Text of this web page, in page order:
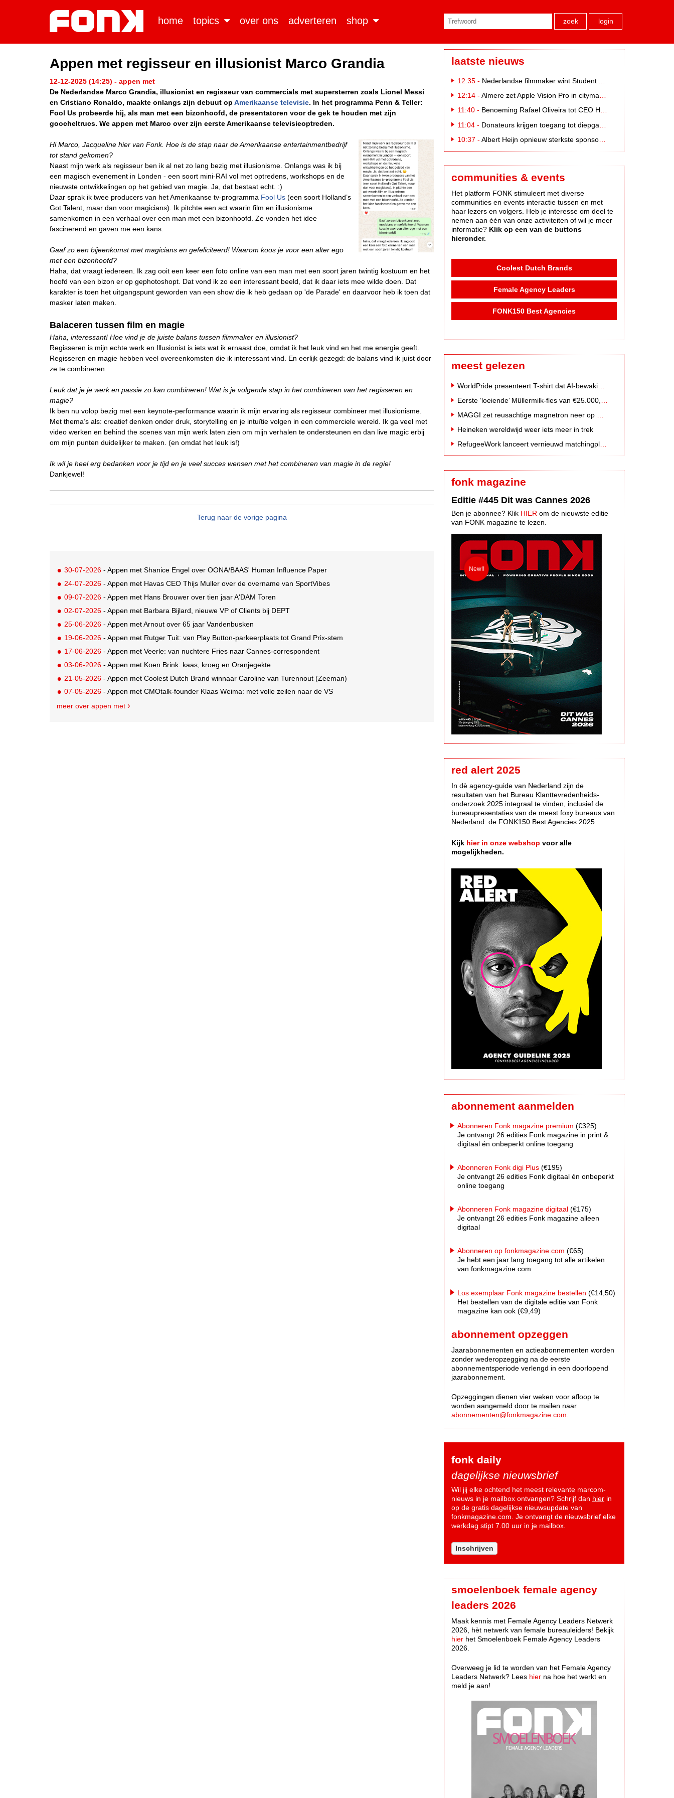
home topics over ons adverteren shop zoek login
Appen met regisseur en illusionist Marco Grandia
12-12-2025 (14:25) - appen met
De Nederlandse Marco Grandia, illusionist en regisseur van commercials met supersterren zoals Lionel Messi
en Cristiano Ronaldo, maakte onlangs zijn debuut op Amerikaanse televisie. In het programma Penn & Teller:
Fool Us probeerde hij, als man met een bizonhoofd, de presentatoren voor de gek te houden met zijn
goocheltrucs. We appen met Marco over zijn eerste Amerikaanse televisieoptreden.
Hi Marco, Jacqueline hier van Fonk. Hoe is de stap naar de Amerikaanse entertainmentbedrijf
tot stand gekomen?
Naast mijn werk als regisseur ben ik al net zo lang bezig met illusionisme. Onlangs was ik bij
een magisch evenement in Londen - een soort mini-RAI vol met optredens, workshops en de
nieuwste ontwikkelingen op het gebied van magie. Ja, dat bestaat echt. :)
Daar sprak ik twee producers van het Amerikaanse tv-programma Fool Us (een soort Holland’s
Got Talent, maar dan voor magicians). Ik pitchte een act waarin film en illusionisme
samenkomen in een verhaal over een man met een bizonhoofd. Ze vonden het idee
fascinerend en gaven me een kans.
Gaaf zo een bijeenkomst met magicians en gefeliciteerd! Waarom koos je voor een alter ego
met een bizonhoofd?
Haha, dat vraagt iedereen. Ik zag ooit een keer een foto online van een man met een soort jaren twintig kostuum en het
hoofd van een bizon er op gephotoshopt. Dat vond ik zo een interessant beeld, dat ik daar iets mee wilde doen. Dat
karakter is toen het uitgangspunt geworden van een show die ik heb gedaan op 'de Parade' en daarvoor heb ik toen dat
masker laten maken.
Balaceren tussen film en magie
Haha, interessant! Hoe vind je de juiste balans tussen filmmaker en illusionist?
Regisseren is mijn echte werk en Illusionist is iets wat ik ernaast doe, omdat ik het leuk vind en het me energie geeft.
Regisseren en magie hebben veel overeenkomsten die ik interessant vind. En eerlijk gezegd: de balans vind ik juist door
ze te combineren.
Leuk dat je je werk en passie zo kan combineren! Wat is je volgende stap in het combineren van het regisseren en
magie?
Ik ben nu volop bezig met een keynote-performance waarin ik mijn ervaring als regisseur combineer met illusionisme.
Met thema’s als: creatief denken onder druk, storytelling en je intuïtie volgen in een commerciele wereld. Ik ga veel met
video werken en behind the scenes van mijn werk laten zien om mijn verhalen te ondersteunen en dan live magic erbij
om mijn punten duidelijker te maken. (en omdat het leuk is!)
Ik wil je heel erg bedanken voor je tijd en je veel succes wensen met het combineren van magie in de regie!
Dankjewel!
Terug naar de vorige pagina
30-07-2026 - Appen met Shanice Engel over OONA/BAAS' Human Influence Paper
24-07-2026 - Appen met Havas CEO Thijs Muller over de overname van SportVibes
09-07-2026 - Appen met Hans Brouwer over tien jaar A'DAM Toren
02-07-2026 - Appen met Barbara Bijlard, nieuwe VP of Clients bij DEPT
25-06-2026 - Appen met Arnout over 65 jaar Vandenbusken
19-06-2026 - Appen met Rutger Tuit: van Play Button-parkeerplaats tot Grand Prix-stem
17-06-2026 - Appen met Veerle: van nuchtere Fries naar Cannes-correspondent
03-06-2026 - Appen met Koen Brink: kaas, kroeg en Oranjegekte
21-05-2026 - Appen met Coolest Dutch Brand winnaar Caroline van Turennout (Zeeman)
07-05-2026 - Appen met CMOtalk-founder Klaas Weima: met volle zeilen naar de VS
meer over appen met
laatste nieuws
12:35 - Nederlandse filmmaker wint Student Academy Award
12:14 - Almere zet Apple Vision Pro in citymarketing
11:40 - Benoeming Rafael Oliveira tot CEO Heineken nu defintief
11:04 - Donateurs krijgen toegang tot diepgaandere informatie over goede doelen
10:37 - Albert Heijn opnieuw sterkste sponsormerk, PostNL daalt
communities & events
Het platform FONK stimuleert met diverse
communities en events interactie tussen en met
haar lezers en volgers. Heb je interesse om deel te
nemen aan één van onze activiteiten of wil je meer
informatie? Klik op een van de buttons
hieronder.
Coolest Dutch Brands
Female Agency Leaders
FONK150 Best Agencies
meest gelezen
Heineken wereldwijd weer iets meer in trek
RefugeeWork lanceert vernieuwd matchingplatform voor nieuwkomers en werkgevers
fonk magazine
Editie #445 Dit was Cannes 2026
Ben je abonnee? Klik HIER om de nieuwste editie
van FONK magazine te lezen.
red alert 2025
In dè agency-guide van Nederland zijn de
resultaten van het Bureau Klanttevredenheids-
onderzoek 2025 integraal te vinden, inclusief de
bureaupresentaties van de meest foxy bureaus van
Nederland: de FONK150 Best Agencies 2025.
Kijk hier in onze webshop voor alle
mogelijkheden.
abonnement aanmelden
Abonneren Fonk magazine premium (€325)
Je ontvangt 26 edities Fonk magazine in print &
digitaal én onbeperkt online toegang
Abonneren Fonk digi Plus (€195)
Je ontvangt 26 edities Fonk digitaal én onbeperkt
online toegang
Abonneren Fonk magazine digitaal (€175)
Je ontvangt 26 edities Fonk magazine alleen
digitaal
Abonneren op fonkmagazine.com (€65)
Je hebt een jaar lang toegang tot alle artikelen
van fonkmagazine.com
Los exemplaar Fonk magazine bestellen (€14,50)
Het bestellen van de digitale editie van Fonk
magazine kan ook (€9,49)
abonnement opzeggen
Jaarabonnementen en actieabonnementen worden
zonder wederopzegging na de eerste
abonnementsperiode verlengd in een doorlopend
jaarabonnement.
Opzeggingen dienen vier weken voor afloop te
worden aangemeld door te mailen naar
abonnementen@fonkmagazine.com
fonk daily
dagelijkse nieuwsbrief
Wil jij elke ochtend het meest relevante marcom-
nieuws in je mailbox ontvangen? Schrijf dan hier in
op de gratis dagelijkse nieuwsupdate van
fonkmagazine.com. Je ontvangt de nieuwsbrief elke
werkdag stipt 7.00 uur in je mailbox.
Inschrijven
smoelenboek female agency
leaders 2026
Maak kennis met Female Agency Leaders Netwerk
2026, hèt netwerk van female bureauleiders! Bekijk
hier het Smoelenboek Female Agency Leaders
2026.
Overweeg je lid te worden van het Female Agency
Leaders Netwerk? Lees hier na hoe het werkt en
meld je aan!